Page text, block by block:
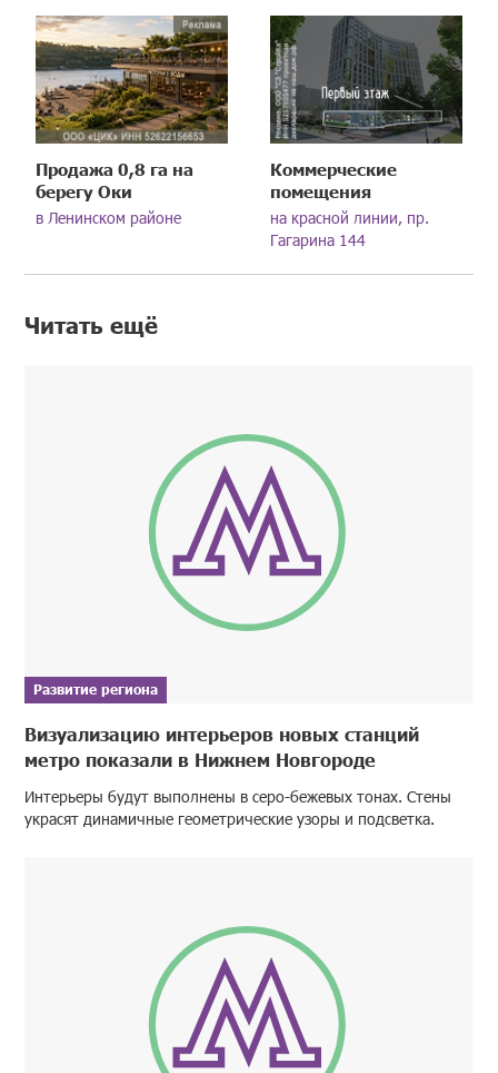
Продажа 0,8 га на
берегу Оки
в Ленинском районе
Коммерческие
помещения
на красной линии, пр.
Гагарина 144
Читать ещё
Развитие региона
Визуализацию интерьеров новых станций
метро показали в Нижнем Новгороде
Интерьеры будут выполнены в серо-бежевых тонах. Стены
украсят динамичные геометрические узоры и подсветка.